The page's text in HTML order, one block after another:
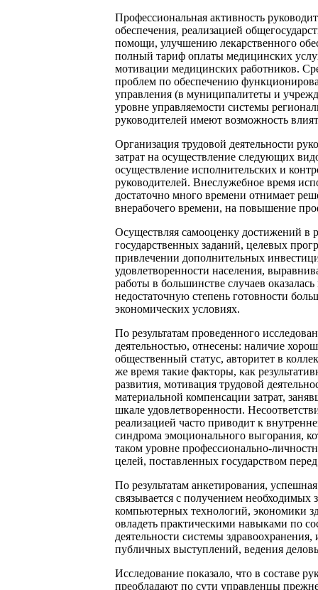
Профессиональная активность
обеспечения, реализацией
помощи, улучшению лекарственного
полный тариф оплаты медицинских
мотивации медицинских работников.
проблем по обеспечению
управления (в муниципалитеты и
уровне управляемости системы
руководителей имеют возможность
Организация трудовой деятельности
затрат на осуществление следующих
осуществление исполнительских и
руководителей. Внеслужебное время
достаточно много времени отнимает
внерабочего времени, на повышение
Осуществляя самооценку достижений в
государственных заданий, целевых
привлечении дополнительных
удовлетворенности населения,
работы в большинстве случаев
недостаточную степень готовности
экономических условиях.
По результатам проведенного
деятельностью, отнесены: наличие
общественный статус, авторитет в
же время такие факторы, как
развития, мотивация трудовой
материальной компенсации затрат,
шкале удовлетворенности.
реализацией часто приводит к
синдрома эмоционального выгорания,
таком уровне профессионально-
целей, поставленных государством
По результатам анкетирования,
связывается с получением
компьютерных технологий, экономики
овладеть практическими навыками по
деятельности системы
публичных выступлений, ведения
Исследование показало, что в составе
преобладают по сути управленцы